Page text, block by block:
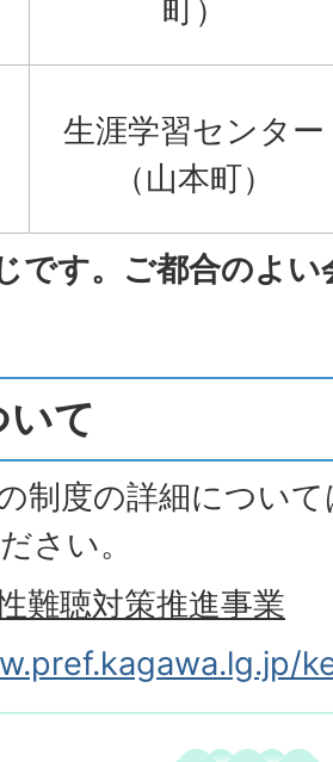
町）
生涯学習センター
（山本町）
です。ご都合のよ
て
制度の詳細につい
さい。
難聴対策推進事業